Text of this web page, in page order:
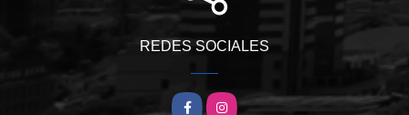
REDES SOCIALES
FacebookInstagram